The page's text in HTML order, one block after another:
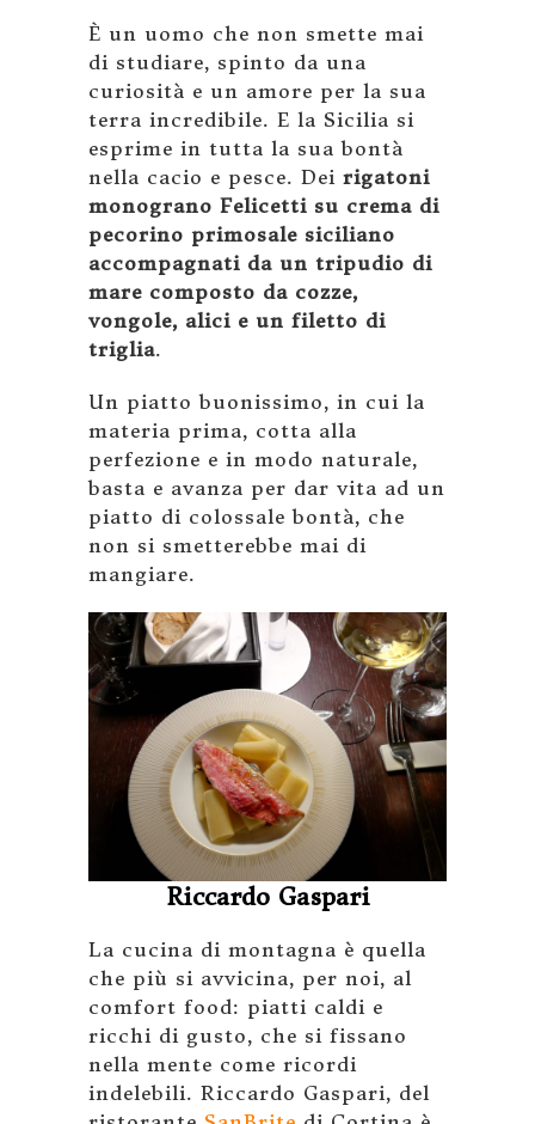
È un uomo che non smette mai
di studiare, spinto da una
curiosità e un amore per la sua
terra incredibile. E la Sicilia si
esprime in tutta la sua bontà
nella cacio e pesce. Dei rigatoni
monograno Felicetti su crema di
pecorino primosale siciliano
accompagnati da un tripudio di
mare composto da cozze,
vongole, alici e un filetto di
triglia.
Un piatto buonissimo, in cui la
materia prima, cotta alla
perfezione e in modo naturale,
basta e avanza per dar vita ad un
piatto di colossale bontà, che
non si smetterebbe mai di
mangiare.
Riccardo Gaspari
La cucina di montagna è quella
che più si avvicina, per noi, al
comfort food: piatti caldi e
ricchi di gusto, che si fissano
nella mente come ricordi
indelebili. Riccardo Gaspari, del